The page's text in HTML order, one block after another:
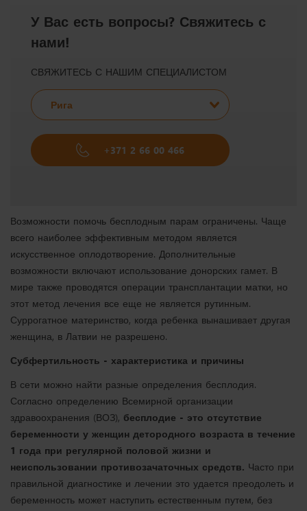
У Вас есть вопросы? Свяжитесь с
нами!
СВЯЖИТЕСЬ С НАШИМ СПЕЦИАЛИСТОМ
Рига
+371 2 66 00 466
Возможности помочь бесплодным парам ограничены. Чаще
всего наиболее эффективным методом является
искусственное оплодотворение. Дополнительные
возможности включают использование донорских гамет. В
мире также проводятся операции трансплантации матки, но
этот метод лечения все еще не является рутинным.
Суррогатное материнство, когда ребенка вынашивает другая
женщина, в Латвии не разрешено.
Субфертильность - характеристика и причины
В сети можно найти разные определения бесплодия.
Согласно определению Всемирной организации
здравоохранения (ВОЗ), бесплодие - это отсутствие
беременности у женщин детородного возраста в течение
1 года при регулярной половой жизни и
неиспользовании противозачаточных средств. Часто при
правильной диагностике и лечении это удается преодолеть и
беременность может наступить естественным путем, без